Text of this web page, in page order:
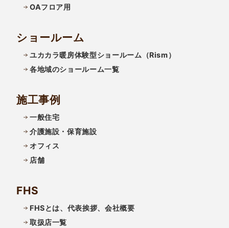
OAフロア用
ショールーム
ユカカラ暖房体験型ショールーム（Rism）
各地域のショールーム一覧
施工事例
一般住宅
介護施設・保育施設
オフィス
店舗
FHS
FHSとは、代表挨拶、会社概要
取扱店一覧